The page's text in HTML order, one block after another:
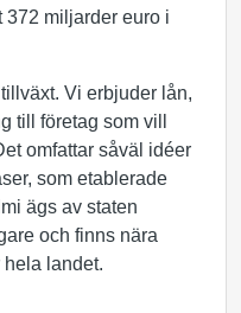
372 miljarder euro i
Vi erbjuder lån,
till företag som vill
omfattar såväl idéer
som etablerade
ägs av staten
och finns nära
landet.